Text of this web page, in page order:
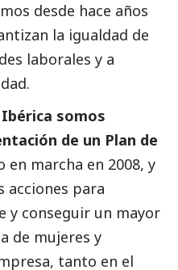
desde hace años
la igualdad de
laborales y a
somos
de un Plan de
en marcha en 2008, y
acciones para
y conseguir un mayor
de mujeres y
tanto en el